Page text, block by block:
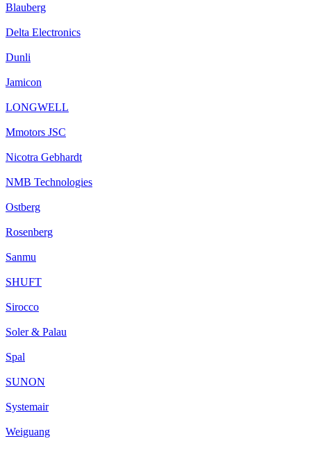
Blauberg
Delta Electronics
Dunli
Jamicon
LONGWELL
Mmotors JSC
Nicotra Gebhardt
NMB Technologies
Ostberg
Rosenberg
Sanmu
SHUFT
Sirocco
Soler & Palau
Spal
SUNON
Systemair
Weiguang